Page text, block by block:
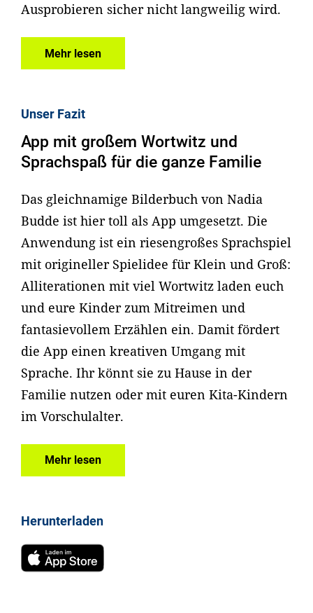
Ausprobieren sicher nicht langweilig wird.
Mehr lesen
Unser Fazit
App mit großem Wortwitz und
Sprachspaß für die ganze Familie
Das gleichnamige Bilderbuch von Nadia
Budde ist hier toll als App umgesetzt. Die
Anwendung ist ein riesengroßes Sprachspiel
mit origineller Spielidee für Klein und Groß:
Alliterationen mit viel Wortwitz laden euch
und eure Kinder zum Mitreimen und
fantasievollem Erzählen ein. Damit fördert
die App einen kreativen Umgang mit
Sprache. Ihr könnt sie zu Hause in der
Familie nutzen oder mit euren Kita-Kindern
im Vorschulalter.
Mehr lesen
Herunterladen